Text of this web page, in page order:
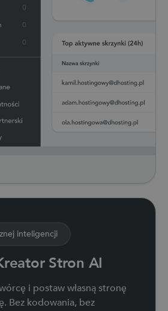
inteligencji
Stron AI
i postaw własną stronę
Bez kodowania, bez